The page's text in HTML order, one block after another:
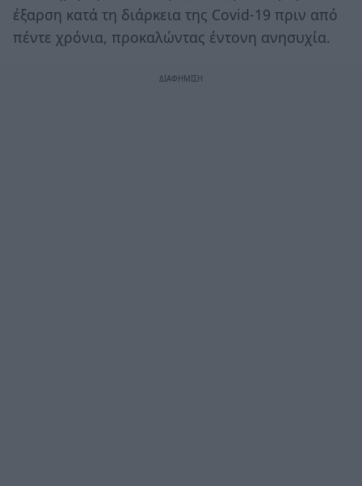
έξαρση κατά τη διάρκεια της Covid-19 πριν από
πέντε χρόνια, προκαλώντας έντονη ανησυχία.